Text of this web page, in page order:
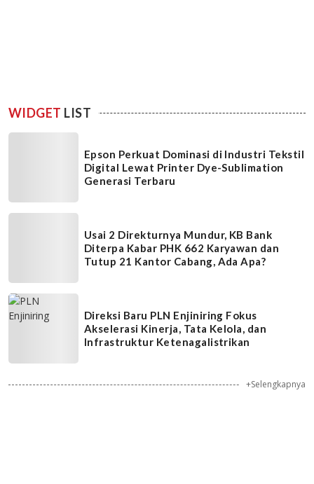
WIDGET LIST
Epson Perkuat Dominasi di Industri Tekstil
Digital Lewat Printer Dye-Sublimation
Generasi Terbaru
Usai 2 Direkturnya Mundur, KB Bank
Diterpa Kabar PHK 662 Karyawan dan
Tutup 21 Kantor Cabang, Ada Apa?
Direksi Baru PLN Enjiniring Fokus
Akselerasi Kinerja, Tata Kelola, dan
Infrastruktur Ketenagalistrikan
+Selengkapnya